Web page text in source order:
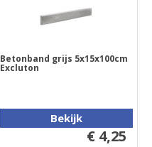
Betonband grijs 5x15x100cm
Excluton
Bekijk
€ 4,25